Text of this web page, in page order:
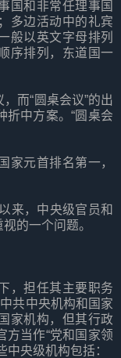
国和非常任理事国
多边活动中的礼宾
般以英文字母排列
序排列，东道国一
而“圆桌会议”的出
折中方案。“圆桌会
家元首排名第一，
来，中央级官员和
的一个问题。
，担任其主要职务
共中央机构和国家
家机构，但其行政
方当作“党和国家领
中央级机构包括：